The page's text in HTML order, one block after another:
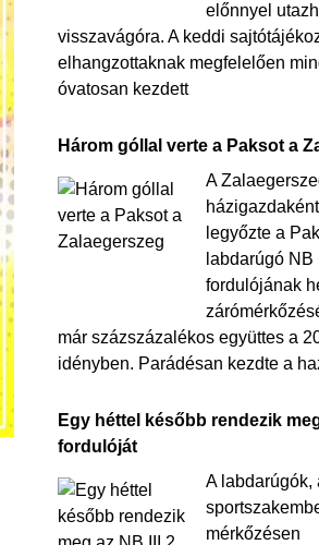
előnnyel
visszavágóra. A keddi
elhangzottaknak megfelelően
óvatosan kezdett
Három góllal verte a Paksot a
A
legyőzte a
labdarúgó NB
fordulójának
már százszázalékos együttes a
idényben. Parádésan kezdte a
Egy héttel később rendezik
fordulóját
A labdarúgók,
mérkőzésen